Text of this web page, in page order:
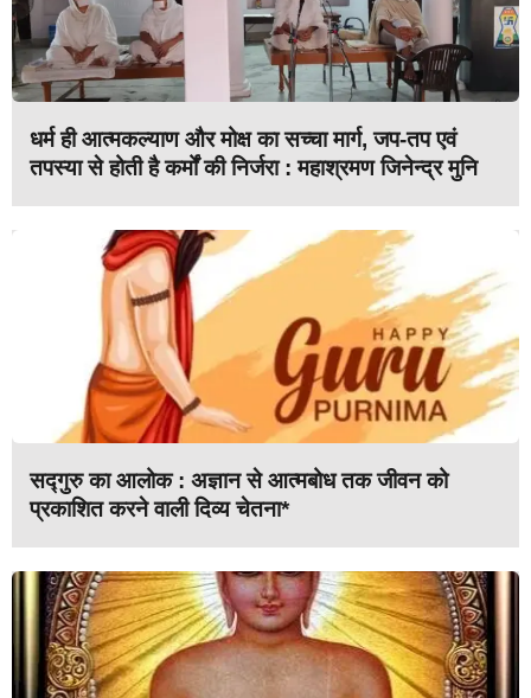
धर्म ही आत्मकल्याण और मोक्ष का सच्चा मार्ग, जप-तप एवं
तपस्या से होती है कर्मों की निर्जरा : महाश्रमण जिनेन्द्र मुनि
सद्गुरु का आलोक : अज्ञान से आत्मबोध तक जीवन को
प्रकाशित करने वाली दिव्य चेतना*